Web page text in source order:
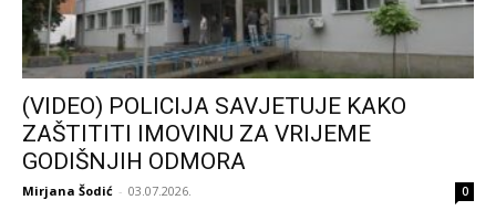
(VIDEO) POLICIJA SAVJETUJE KAKO
ZAŠTITITI IMOVINU ZA VRIJEME
GODIŠNJIH ODMORA
Mirjana Šodić - 03.07.2026. 0